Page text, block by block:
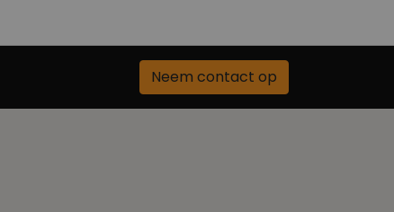
Neem contact op